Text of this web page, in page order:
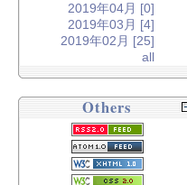
2019年04月 [0]
2019年03月 [4]
2019年02月 [25]
all
Others